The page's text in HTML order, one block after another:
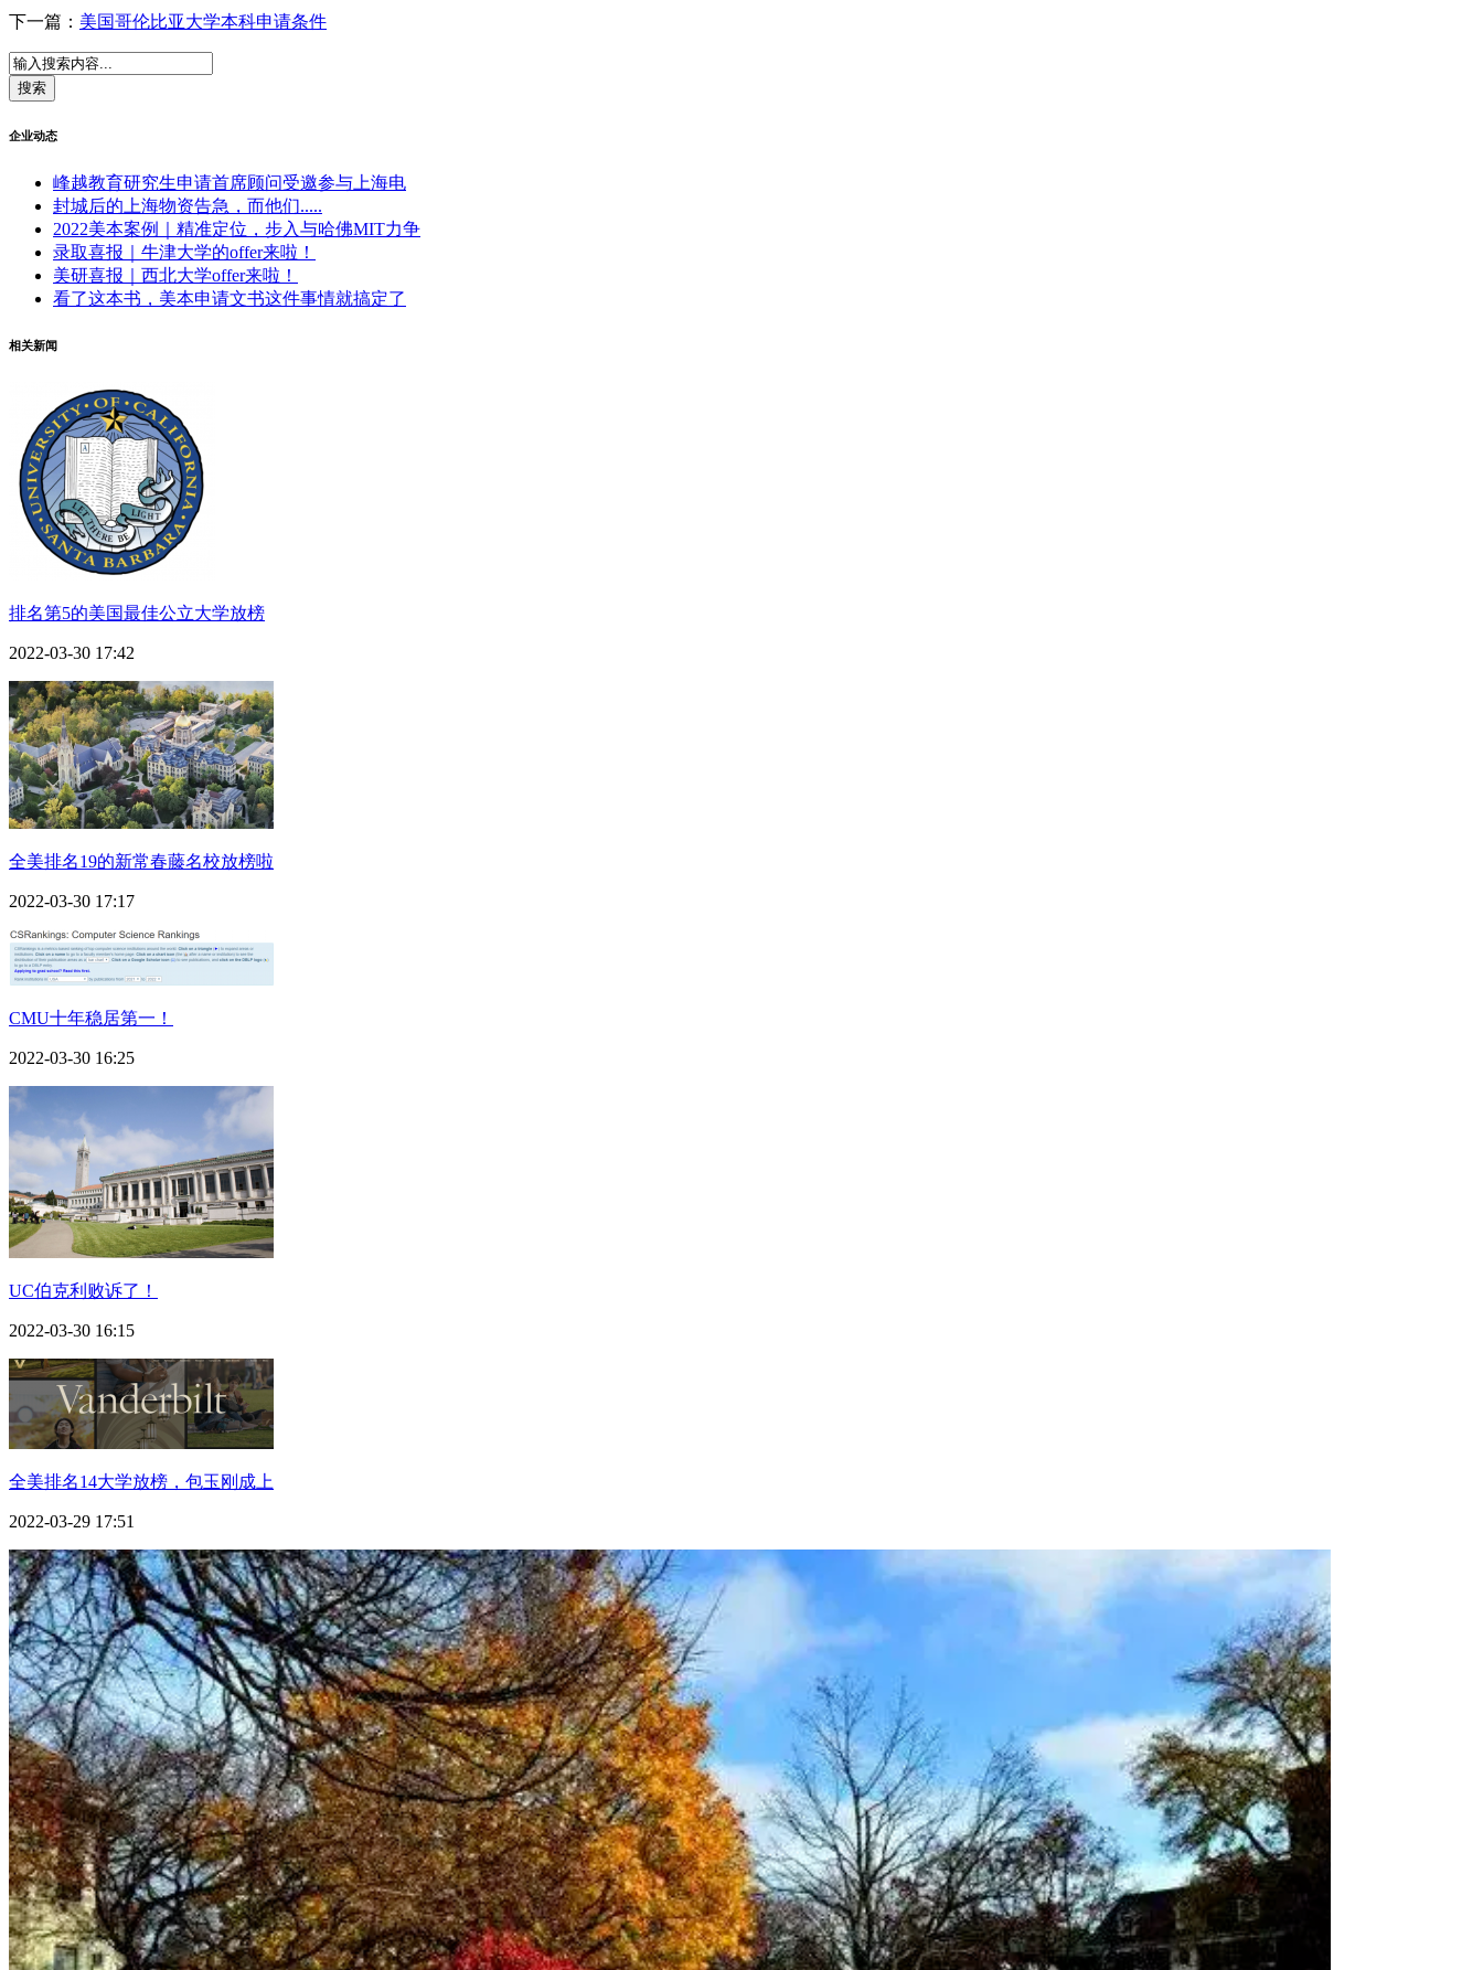
下一篇： 美国哥伦比亚大学本科申请条件
企业动态
峰越教育研究生申请首席顾问受邀参与上海电
封城后的上海物资告急，而他们.....
2022美本案例｜精准定位，步入与哈佛MIT力争
录取喜报｜牛津大学的offer来啦！
美研喜报｜西北大学offer来啦！
看了这本书，美本申请文书这件事情就搞定了
相关新闻
排名第5的美国最佳公立大学放榜
2022-03-30 17:42
全美排名19的新常春藤名校放榜啦
2022-03-30 17:17
CMU十年稳居第一！
2022-03-30 16:25
UC伯克利败诉了！
2022-03-30 16:15
全美排名14大学放榜，包玉刚成上
2022-03-29 17:51